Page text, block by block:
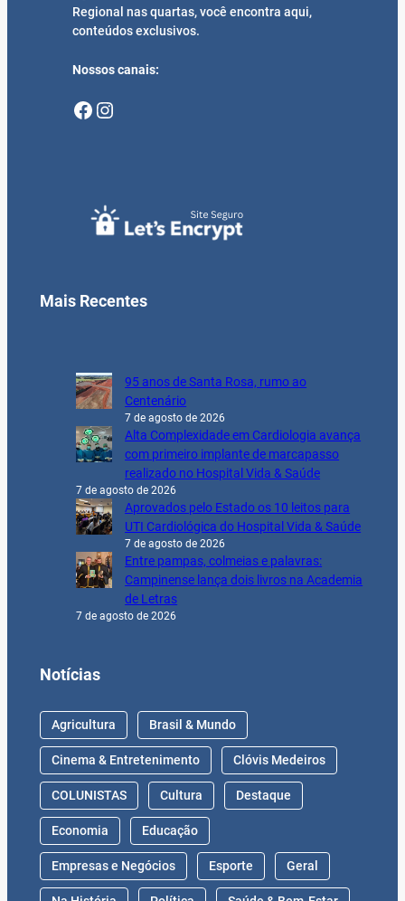
Regional nas quartas, você encontra aqui,
conteúdos exclusivos.
Nossos canais:
Facebook Instagram
Mais Recentes
95 anos de Santa Rosa, rumo ao
Centenário
7 de agosto de 2026
Alta Complexidade em Cardiologia avança
com primeiro implante de marcapasso
realizado no Hospital Vida & Saúde
7 de agosto de 2026
Aprovados pelo Estado os 10 leitos para
UTI Cardiológica do Hospital Vida & Saúde
7 de agosto de 2026
Entre pampas, colmeias e palavras:
Campinense lança dois livros na Academia
de Letras
7 de agosto de 2026
Notícias
Agricultura Brasil & Mundo
Cinema & Entretenimento Clóvis Medeiros
COLUNISTAS Cultura Destaque
Economia Educação
Empresas e Negócios Esporte Geral